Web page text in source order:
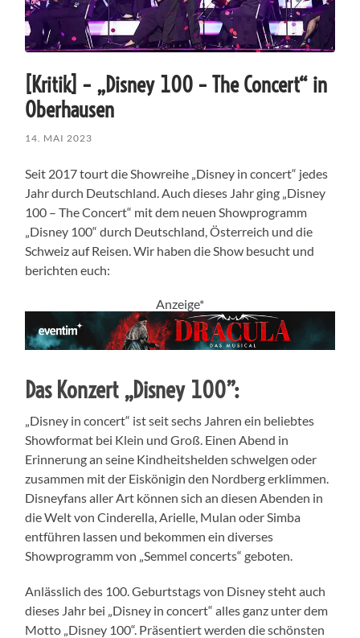
[Kritik] – „Disney 100 – The Concert“ in
Oberhausen
14. MAI 2023
Seit 2017 tourt die Showreihe „Disney in concert“ jedes
Jahr durch Deutschland. Auch dieses Jahr ging „Disney
100 – The Concert“ mit dem neuen Showprogramm
„Disney 100“ durch Deutschland, Österreich und die
Schweiz auf Reisen. Wir haben die Show besucht und
berichten euch:
Anzeige*
Das Konzert „Disney 100”:
„Disney in concert“ ist seit sechs Jahren ein beliebtes
Showformat bei Klein und Groß. Einen Abend in
Erinnerung an seine Kindheitshelden schwelgen oder
zusammen mit der Eiskönigin den Nordberg erklimmen.
Disneyfans aller Art können sich an diesen Abenden in
die Welt von Cinderella, Arielle, Mulan oder Simba
entführen lassen und bekommen ein diverses
Showprogramm von „Semmel concerts“ geboten.
Anlässlich des 100. Geburtstags von Disney steht auch
dieses Jahr bei „Disney in concert“ alles ganz unter dem
Motto „Disney 100“. Präsentiert werden die schönsten